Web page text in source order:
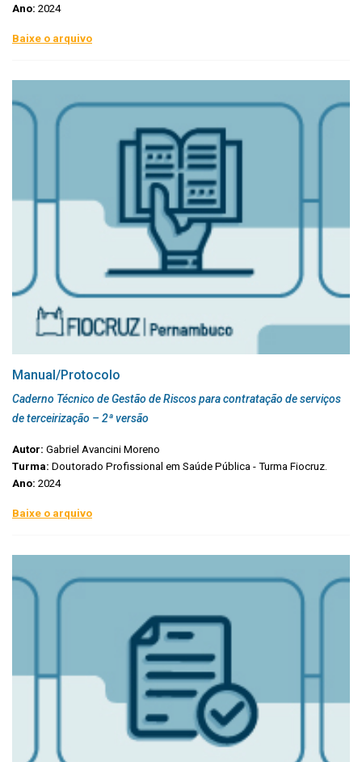
Ano: 2024
Baixe o arquivo
Manual/Protocolo
Caderno Técnico de Gestão de Riscos para contratação de serviços
de terceirização – 2ª versão
Autor: Gabriel Avancini Moreno
Turma: Doutorado Profissional em Saúde Pública - Turma Fiocruz.
Ano: 2024
Baixe o arquivo